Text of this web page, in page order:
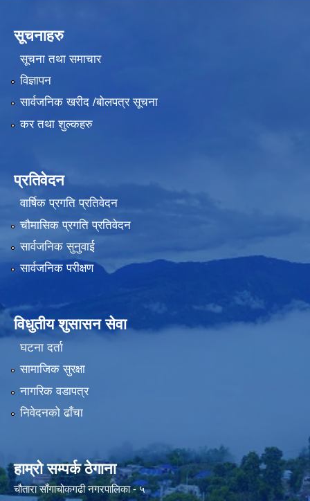
सूचनाहरु
सूचना तथा समाचार
विज्ञापन
सार्वजनिक खरीद /बोलपत्र सूचना
कर तथा शुल्कहरु
प्रतिवेदन
वार्षिक प्रगति प्रतिवेदन
चौमासिक प्रगति प्रतिवेदन
सार्वजनिक सुनुवाई
सार्वजनिक परीक्षण
विधुतीय शुसासन सेवा
घटना दर्ता
सामाजिक सुरक्षा
नागरिक वडापत्र
निवेदनको ढाँचा
हाम्रो सम्पर्क ठेगाना
चौतारा साँगाचोकगढी नगरपालिका - ५